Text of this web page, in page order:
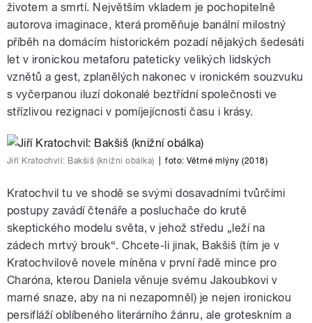
životem a smrtí. Největším vkladem je pochopitelně
autorova imaginace, která proměňuje banální milostný
příběh na domácím historickém pozadí nějakých šedesáti
let v ironickou metaforu pateticky velikých lidských
vznětů a gest, zplanělých nakonec v ironickém souzvuku
s vyčerpanou iluzí dokonalé beztřídní společnosti ve
střízlivou rezignaci v pomíjejícnosti času i krásy.
Jiří Kratochvil: Bakšiš (knižní obálka) foto:Větrné mlýny (2018)
Kratochvil tu ve shodě se svými dosavadními tvůrčími
postupy zavádí čtenáře a posluchače do krutě
skeptického modelu světa, v jehož středu „leží na
zádech mrtvý brouk“. Chcete-li jinak, Bakšiš (tím je v
Kratochvilově novele míněna v první řadě mince pro
Charóna, kterou Daniela věnuje svému Jakoubkovi v
marné snaze, aby na ni nezapomněl) je nejen ironickou
persifláží oblíbeného literárního žánru, ale groteskním a